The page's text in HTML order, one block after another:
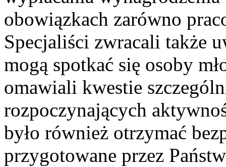
obowiązkach zarówno
Specjaliści zwracali także
mogą spotkać się osoby
omawiali kwestie
rozpoczynających
było również otrzymać
przygotowane przez